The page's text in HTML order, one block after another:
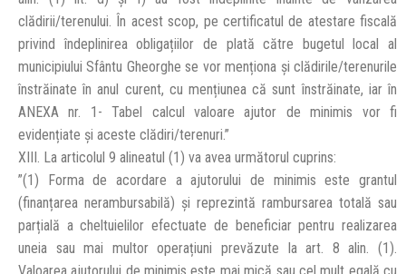
clădirii/terenului. În acest scop, pe certificatul de atestare fiscală
privind îndeplinirea obligațiilor de plată către bugetul local al
municipiului Sfântu Gheorghe se vor menționa și clădirile/terenurile
înstrăinate în anul curent, cu mențiunea că sunt înstrăinate, iar în
ANEXA nr. 1- Tabel calcul valoare ajutor de minimis vor fi
evidențiate și aceste clădiri/terenuri.”
XIII. La articolul 9 alineatul (1) va avea următorul cuprins:
”(1) Forma de acordare a ajutorului de minimis este grantul
(finanțarea nerambursabilă) și reprezintă rambursarea totală sau
parțială a cheltuielilor efectuate de beneficiar pentru realizarea
uneia sau mai multor operațiuni prevăzute la art. 8 alin. (1).